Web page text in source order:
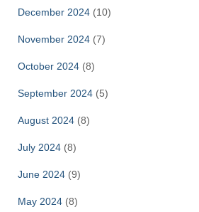
December 2024 (10)
November 2024 (7)
October 2024 (8)
September 2024 (5)
August 2024 (8)
July 2024 (8)
June 2024 (9)
May 2024 (8)